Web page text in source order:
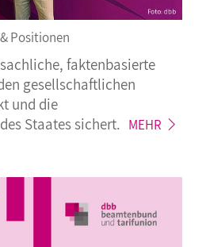
Positionen
faktenbasierte
gesellschaftlichen
und die
Staatessichert. MEHR